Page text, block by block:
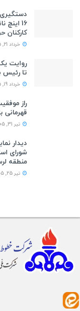
دستگیری
16
خرداد 21, 1405
روایت
تا رئیس
خرداد 19, 1405
قهرمانی
تیر 31, 1405
دیدار
شورای
منطقه
تیر 25, 1405